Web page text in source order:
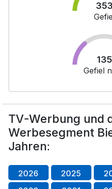
353
135
Gefiel
TV-Werbung und
Werbesegment
Jahren:
2026 2025